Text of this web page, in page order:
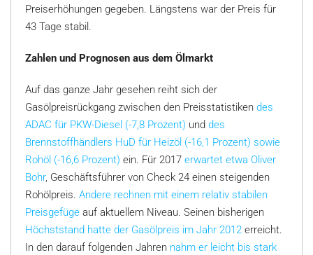
Preiserhöhungen gegeben. Längstens war der Preis für
43 Tage stabil.
Zahlen und Prognosen aus dem Ölmarkt
Auf das ganze Jahr gesehen reiht sich der
Gasölpreisrückgang zwischen den Preisstatistiken des
ADAC für PKW-Diesel (-7,8 Prozent) und des
Brennstoffhändlers HuD für Heizöl (-16,1 Prozent) sowie
Rohöl (-16,6 Prozent) ein. Für 2017 erwartet etwa Oliver
Bohr, Geschäftsführer von Check 24 einen steigenden
Rohölpreis. Andere rechnen mit einem relativ stabilen
Preisgefüge auf aktuellem Niveau. Seinen bisherigen
Höchststand hatte der Gasölpreis im Jahr 2012 erreicht.
In den darauf folgenden Jahren nahm er leicht bis stark